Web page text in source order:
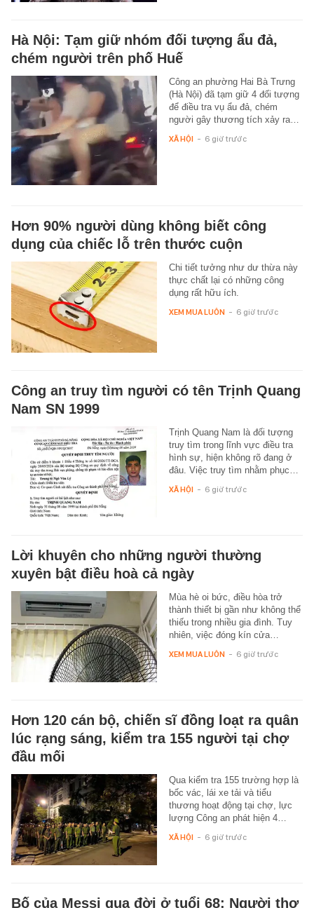
Hà Nội: Tạm giữ nhóm đối tượng ẩu đả,
chém người trên phố Huế
Công an phường Hai Bà Trưng
(Hà Nội) đã tạm giữ 4 đối tượng
để điều tra vụ ẩu đả, chém
người gây thương tích xảy ra…
XÃ HỘI - 6 giờ trước
Hơn 90% người dùng không biết công
dụng của chiếc lỗ trên thước cuộn
Chi tiết tưởng như dư thừa này
thực chất lại có những công
dụng rất hữu ích.
XEM MUA LUÔN - 6 giờ trước
Công an truy tìm người có tên Trịnh Quang
Nam SN 1999
Trịnh Quang Nam là đối tượng
truy tìm trong lĩnh vực điều tra
hình sự, hiện không rõ đang ở
đâu. Việc truy tìm nhằm phục…
XÃ HỘI - 6 giờ trước
Lời khuyên cho những người thường
xuyên bật điều hoà cả ngày
Mùa hè oi bức, điều hòa trở
thành thiết bị gần như không thể
thiếu trong nhiều gia đình. Tuy
nhiên, việc đóng kín cửa…
XEM MUA LUÔN - 6 giờ trước
Hơn 120 cán bộ, chiến sĩ đồng loạt ra quân
lúc rạng sáng, kiểm tra 155 người tại chợ
đầu mối
Qua kiểm tra 155 trường hợp là
bốc vác, lái xe tải và tiểu
thương hoạt động tại chợ, lực
lượng Công an phát hiện 4…
XÃ HỘI - 6 giờ trước
Bố của Messi qua đời ở tuổi 68: Người thợ